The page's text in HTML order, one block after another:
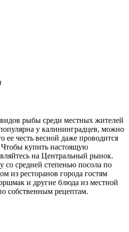
рыбы среди местных жителей
у калининградцев, можно
ее честь весной даже проводится
купить настоящую
на Центральный рынок.
со средней степенью посола по
из ресторанов города гостям
и другие блюда из местной
собственным рецептам.